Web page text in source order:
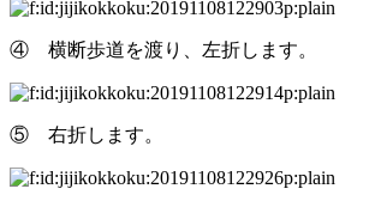
④ 横断歩道を渡り、左折します。
⑤ 右折します。